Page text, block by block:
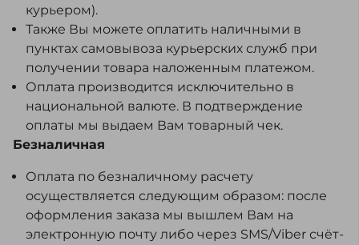
курьером).
Также Вы можете оплатить наличными в
пунктах самовывоза курьерских служб при
получении товара наложенным платежом.
Оплата производится исключительно в
национальной валюте. В подтверждение
оплаты мы выдаем Вам товарный чек.
Безналичная
Оплата по безналичному расчету
осуществляется следующим образом: после
оформления заказа мы вышлем Вам на
электронную почту либо через SMS/Viber счёт-